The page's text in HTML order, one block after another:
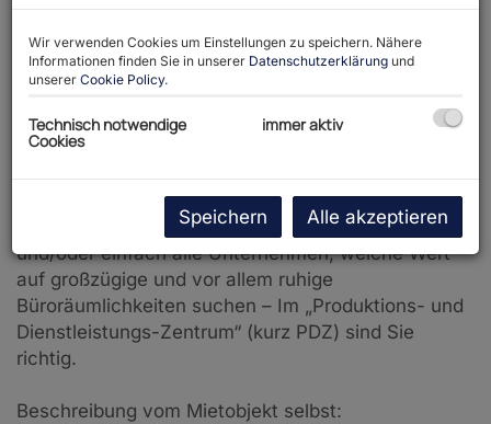
Beschreibung
Ob Start-Ups, langjährig ansässige Unternehmen,
flexible Unternehmen, Unternehmen welche
Produktionshallen oder Lagerflächen benötigen
und/oder einfach alle Unternehmen, welche Wert
auf großzügige und vor allem ruhige
Büroräumlichkeiten suchen – Im „Produktions- und
Dienstleistungs-Zentrum“ (kurz PDZ) sind Sie
richtig.
Beschreibung vom Mietobjekt selbst:
Wir verwenden Cookies um Einstellungen zu speichern. Nähere
Informationen finden Sie in unserer Datenschutzerklärung und
unserer Cookie Policy.
Technisch notwendige
Cookies
immer aktiv
Speichern Alle akzeptieren